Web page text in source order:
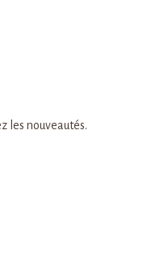
les nouveautés.